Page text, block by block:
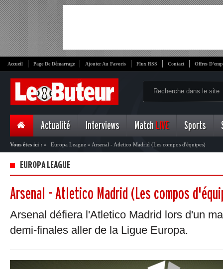
Accueil Page De Démarrage Ajouter Au Favoris Flux RSS Contact Offres
Actualité Interviews Match LIVE Sports
Vous êtes ici : » Europa League » Arsenal - Atletico Madrid (Les compos d'équipes)
EUROPA LEAGUE
Arsenal - Atletico Madrid (Les compos
Arsenal défiera l'Atletico Madrid lors d'un
demi-finales aller de la Ligue Europa.